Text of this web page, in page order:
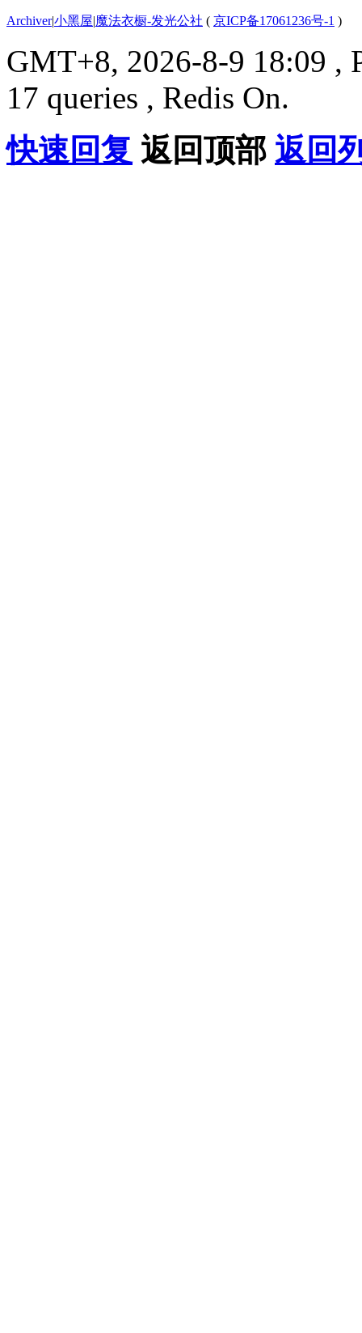
Archiver|小黑屋|魔法衣橱-发光公社 ( 京ICP备17061236号-1 )
GMT+8, 2026-8-9 18:09 ,
17 queries , Redis On.
快速回复 返回顶部 返回